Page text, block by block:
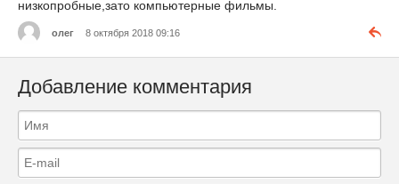
низкопробные,зато компьютерные фильмы.
олег 8 октября 2018 09:16
Добавление комментария